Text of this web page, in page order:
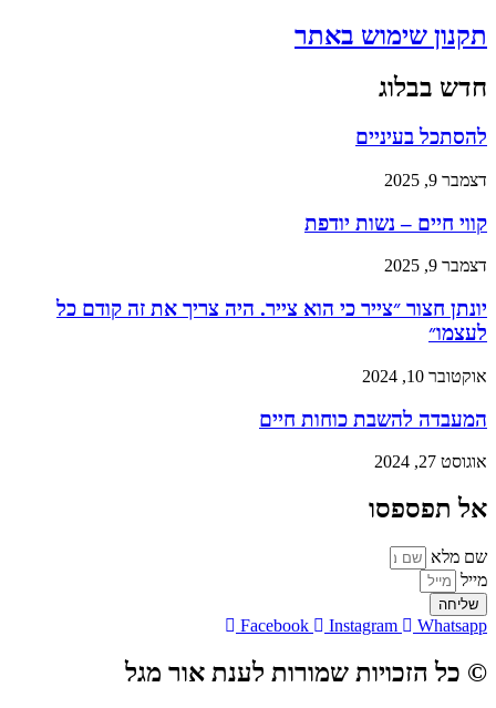
תקנון שימוש באתר
חדש בבלוג
להסתכל בעיניים
דצמבר 9, 2025
קווי חיים – נשות יודפת
דצמבר 9, 2025
יונתן חצור ״צייר כי הוא צייר. היה צריך את זה קודם כל
לעצמו״
אוקטובר 10, 2024
המעבדה להשבת כוחות חיים
אוגוסט 27, 2024
אל תפספסו
שם מלא
מייל
שליחה
Facebook Instagram Whatsapp
© כל הזכויות שמורות לענת אור מגל